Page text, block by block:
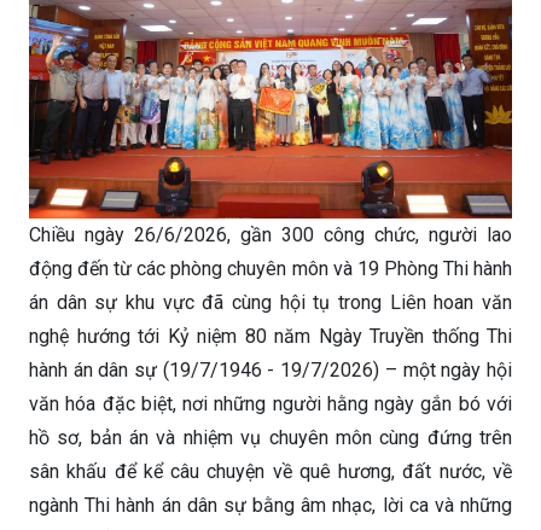
Chiều ngày 26/6/2026, gần 300 công chức, người lao
động đến từ các phòng chuyên môn và 19 Phòng Thi hành
án dân sự khu vực đã cùng hội tụ trong Liên hoan văn
nghệ hướng tới Kỷ niệm 80 năm Ngày Truyền thống Thi
hành án dân sự (19/7/1946 - 19/7/2026) – một ngày hội
văn hóa đặc biệt, nơi những người hằng ngày gắn bó với
hồ sơ, bản án và nhiệm vụ chuyên môn cùng đứng trên
sân khấu để kể câu chuyện về quê hương, đất nước, về
ngành Thi hành án dân sự bằng âm nhạc, lời ca và những